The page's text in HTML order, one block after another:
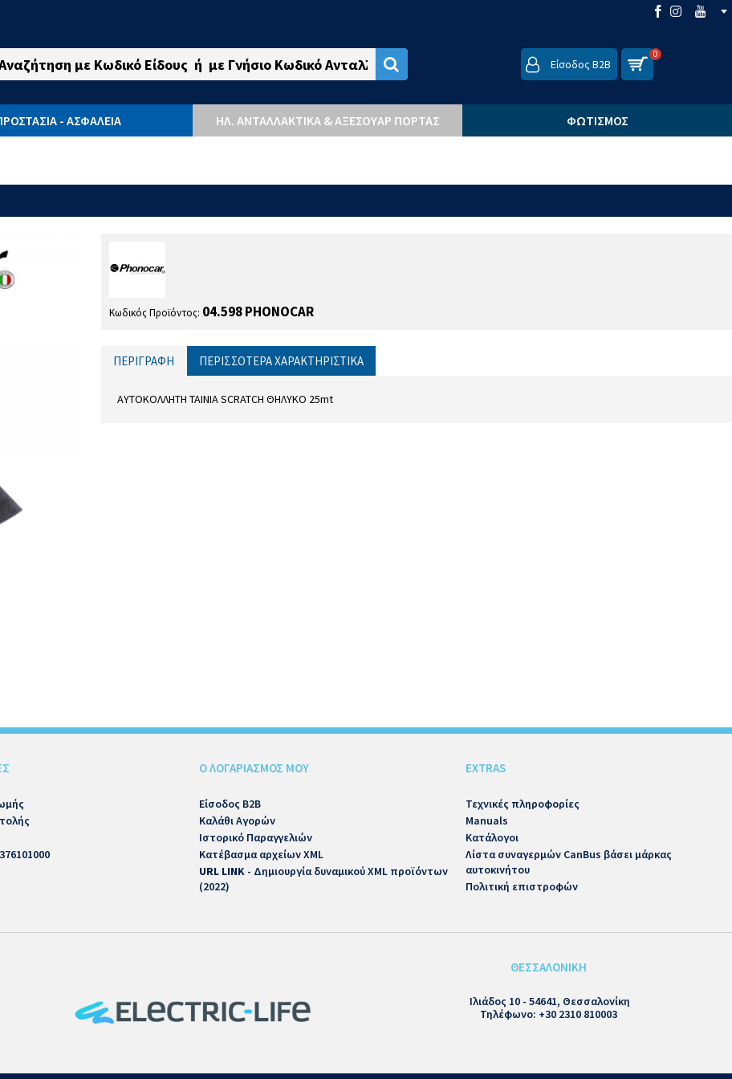
Είσοδος B2B
0
- ΑΣΦΑΛΕΙΑ ΗΛ. ΑΝΤΑΛΛΑΚΤΙΚΆ & ΑΞΕΣΟΥΆΡ ΠΌΡΤΑΣ ΦΩΤΙΣΜΌΣ
Κωδικός Προϊόντος: 04.598 PHONOCAR
ΠΕΡΙΓΡΑΦΉ ΠΕΡΙΣΣΌΤΕΡΑ ΧΑΡΑΚΤΗΡΙΣΤΙΚΆ
AYTOKOΛΛΗΤΗ ΤΑΙΝΙΑ SCRATCH ΘΗΛΥΚΟ 25mt
Ο ΛΟΓΑΡΙΑΣΜΟΣ ΜΟΥ
Είσοδος B2B
Καλάθι Αγορών
Ιστορικό Παραγγελιών
Κατέβασμα αρχείων XML
URL LINK- Δημιουργία δυναμικού XML προϊόντων
(2022)
EXTRAS
Τεχνικές πληροφορίες
Manuals
Κατάλογοι
Λίστα συναγερμών CanBus βάσει μάρκας
αυτοκινήτου
Πολιτική επιστροφών
ΘΕΣΣΑΛΟΝΙΚΗ
Ιλιάδος 10 - 54641, Θεσσαλονίκη
Τηλέφωνο: +30 2310 810003